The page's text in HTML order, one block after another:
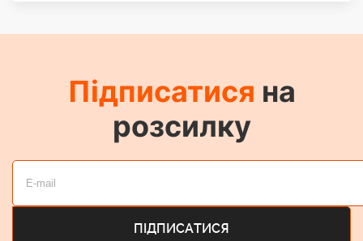
Підписатися на
розсилку